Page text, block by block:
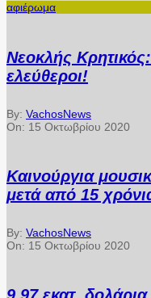
αφιέρωμα
Νεοκλής
ελεύθεροι!
By: VachosNews
On: 15 Οκτωβρίου 2020
Καινούργια
μετά από 15
By: VachosNews
On: 15 Οκτωβρίου 2020